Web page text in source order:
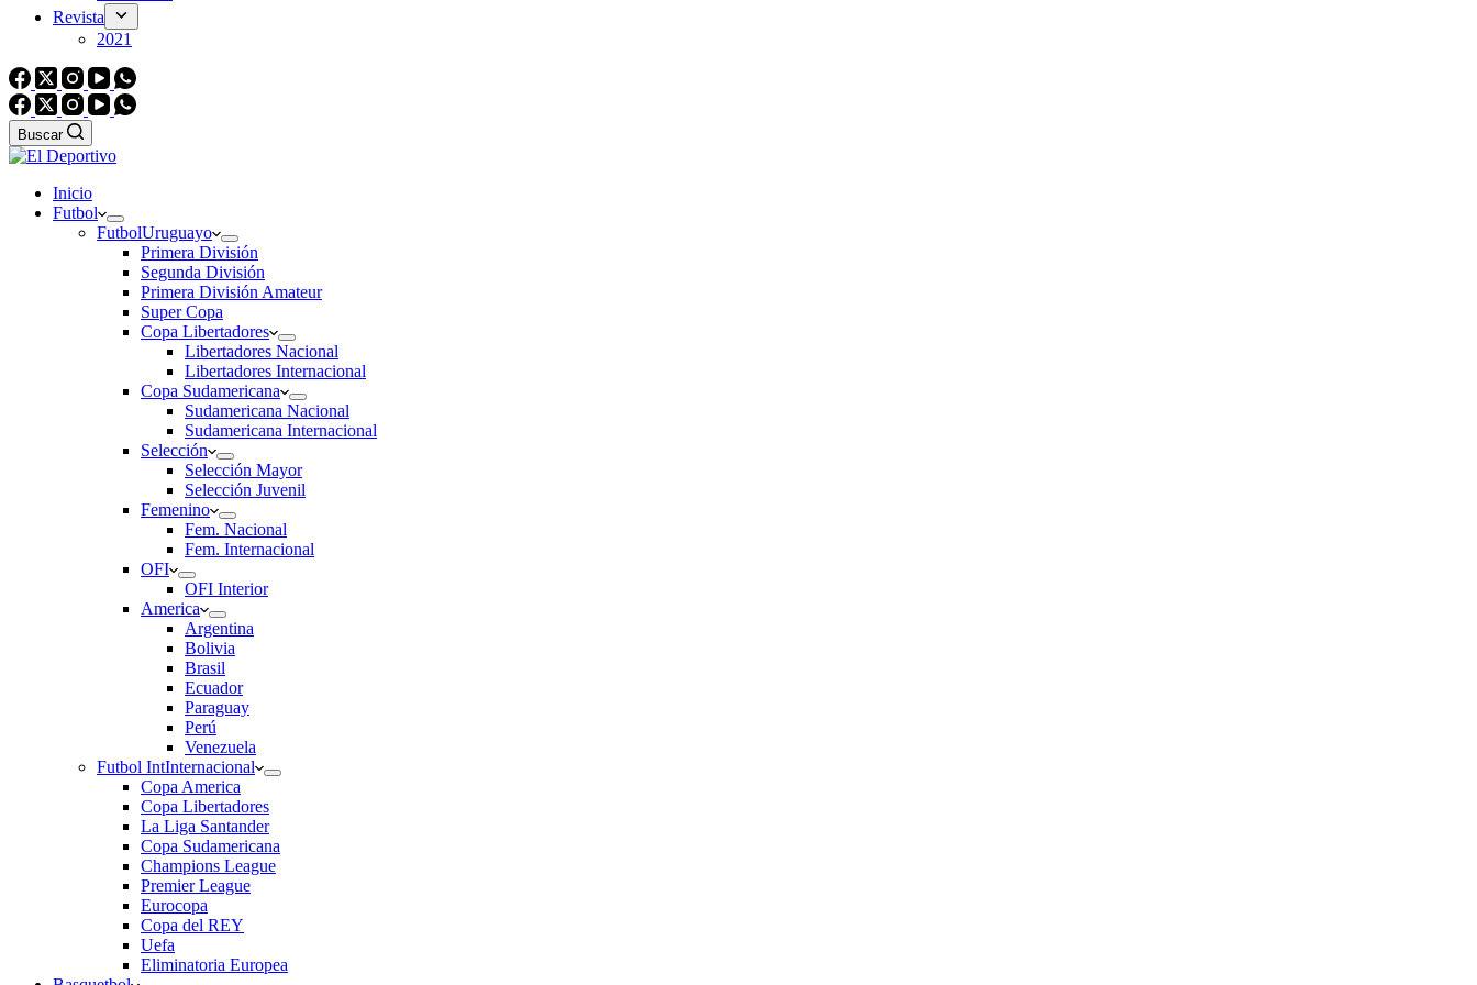
Revista
2021
Buscar
Inicio
Futbol
FutbolUruguayo
Primera División
Segunda División
Primera División Amateur
Super Copa
Copa Libertadores
Libertadores Nacional
Libertadores Internacional
Copa Sudamericana
Sudamericana Nacional
Sudamericana Internacional
Selección
Selección Mayor
Selección Juvenil
Femenino
Fem. Nacional
Fem. Internacional
OFI
OFI Interior
America
Argentina
Bolivia
Brasil
Ecuador
Paraguay
Perú
Venezuela
Futbol IntInternacional
Copa America
Copa Libertadores
La Liga Santander
Copa Sudamericana
Champions League
Premier League
Eurocopa
Copa del REY
Uefa
Eliminatoria Europea